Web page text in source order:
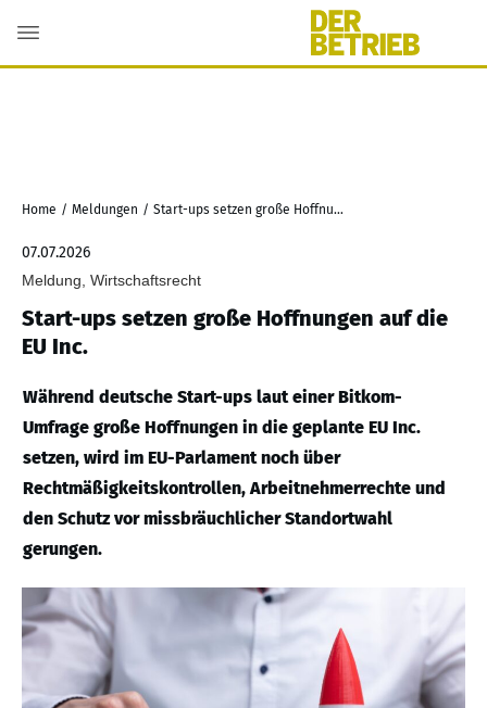
Home / Meldungen / Start-ups setzen große Hoffnungen auf die EU Inc.
07.07.2026
Meldung, Wirtschaftsrecht
Start-ups setzen große Hoffnungen auf die
EU Inc.
Während deutsche Start-ups laut einer Bitkom-
Umfrage große Hoffnungen in die geplante EU Inc.
setzen, wird im EU-Parlament noch über
Rechtmäßigkeitskontrollen, Arbeitnehmerrechte und
den Schutz vor missbräuchlicher Standortwahl
gerungen.